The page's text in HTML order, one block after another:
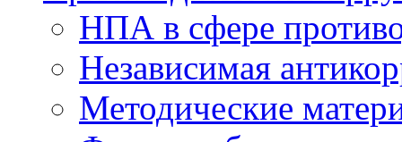
НПА в сфере
Независимая
Методические